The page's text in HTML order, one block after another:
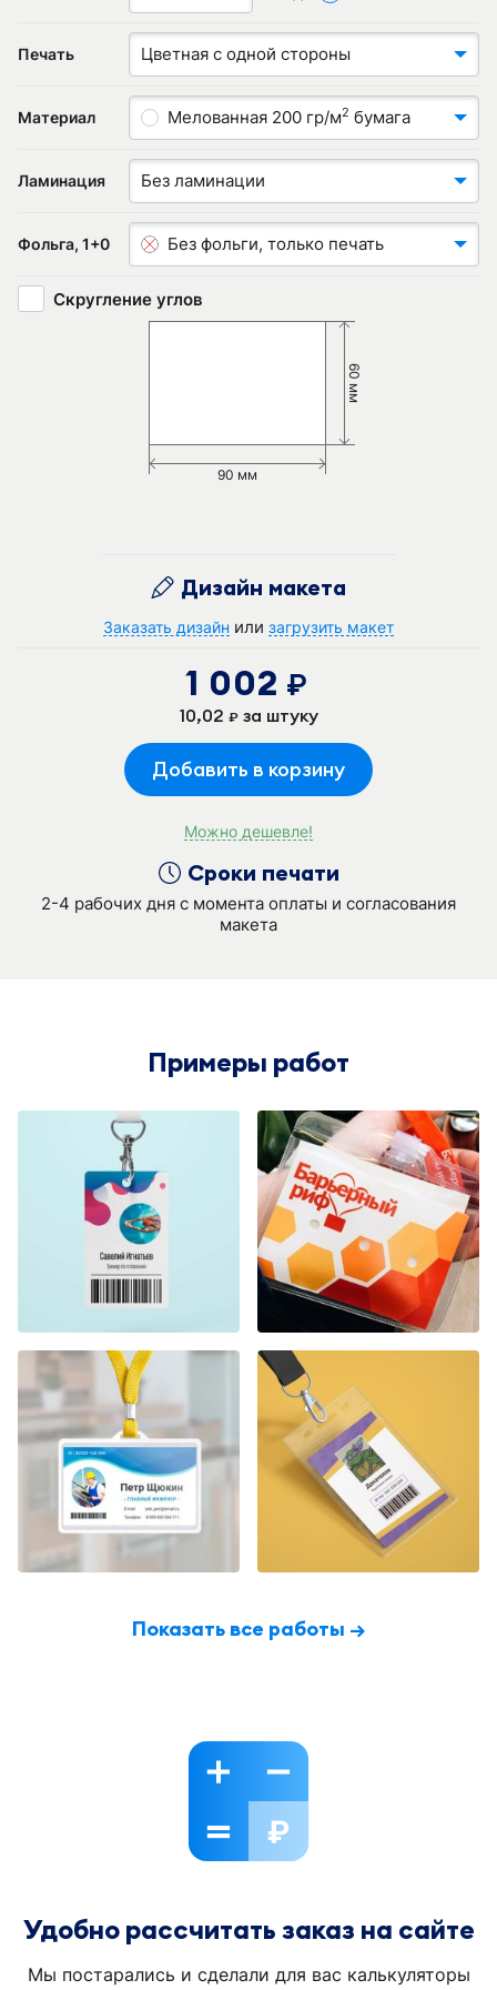
Печать Цветная с одной стороны
Материал Мелованная 200 гр/м2 бумага
Ламинация Без ламинации
Фольга, 1+0 Без фольги, только печать
Скругление углов
60 мм
90 мм
Дизайн макета
Заказать дизайн или загрузить макет
1 002 руб.
10,02 руб.за штуку
Добавить в корзину
Можно дешевле!
Сроки печати
2-4 рабочих дня с момента оплаты и согласования
макета
Примеры работ
Показать все работы →
Удобно рассчитать заказ на сайте
Мы постарались и сделали для вас калькуляторы